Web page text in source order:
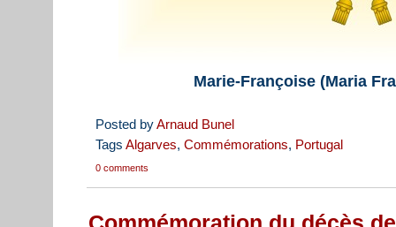
Marie-Françoise (Maria
Posted byArnaud Bunel
Tags Algarves, Commémorations, Portugal
0 comments